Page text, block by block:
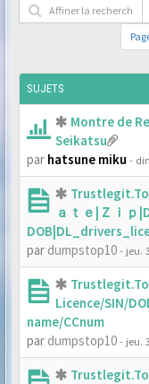
SUJETS
Montre de
Seikatsu
par hatsune miku -
ａｔｅ|Ｚｉｐ
par dumpstop10- jeu.
Licence/SIN/
name/CCnum
par dumpstop10- jeu.